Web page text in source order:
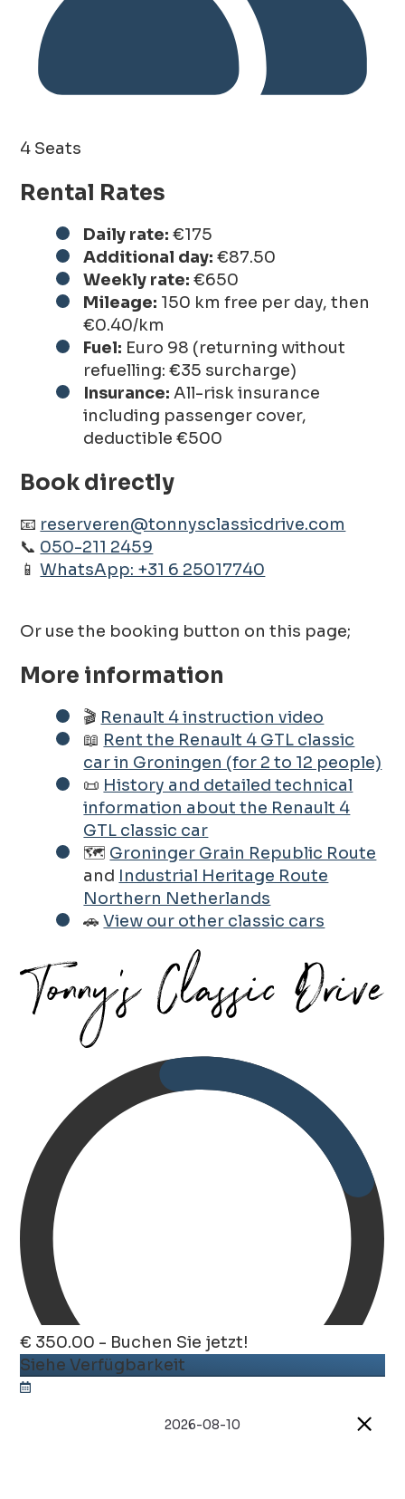
4 Seats
Rental Rates
Daily rate: €175
Additional day: €87.50
Weekly rate: €650
Mileage: 150 km free per day, then
€0.40/km
Fuel: Euro 98 (returning without
refuelling: €35 surcharge)
Insurance: All-risk insurance
including passenger cover,
deductible €500
Book directly
📧 reserveren@tonnysclassicdrive.com
📞 050-211 2459
📱WhatsApp: +31 6 25017740
Or use the booking button on this page;
More information
🎬 Renault 4 instruction video
📖 Rent the Renault 4 GTL classic
car in Groningen (for 2 to 12 people)
📜 History and detailed technical
information about the Renault 4
GTL classic car
🗺️ Groninger Grain Republic Route
and Industrial Heritage Route
Northern Netherlands
🚗View our other classic cars
€ 350.00 - Buchen Sie jetzt!
Siehe Verfügbarkeit
2026-08-10